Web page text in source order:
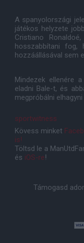
A spanyolországi
játékos helyzete
Cristiano
hosszabbítani
hozzáállásával sem
Mindezek ellenére
eladni Bale-t, és
megpróbálni
sportwitness
Kövess minket
is!
Töltsd le a
és iOS-re!
Támogasd